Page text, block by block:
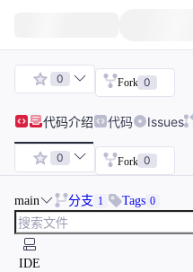
0 Fork 0
代码介绍 代码 Issues
0 Fork 0
main 分支 1 Tags 0
IDE